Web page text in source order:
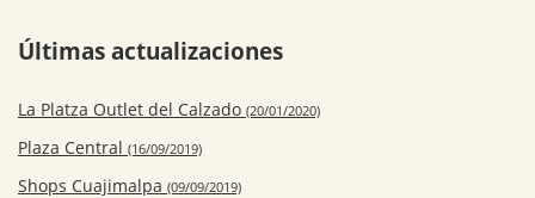
Últimas actualizaciones
La Platza Outlet del Calzado (20/01/2020)
Plaza Central (16/09/2019)
Shops Cuajimalpa (09/09/2019)